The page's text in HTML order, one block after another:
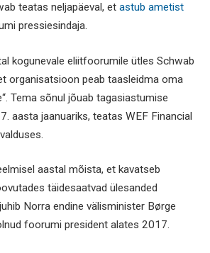
teatas neljapäeval, et astub ametist
pressiesindaja.
kogunevale eliitfoorumile ütles Schwab
organisatsioon peab taasleidma oma
Tema sõnul jõuab tagasiastumise
aasta jaanuariks, teatas WEF Financial
aastal mõista, et kavatseb
täidesaatvad ülesanded
Norra endine välisminister Børge
foorumi president alates 2017.